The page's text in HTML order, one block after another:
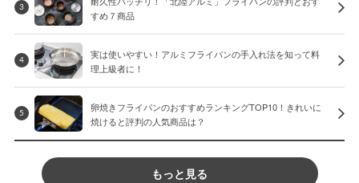
3
すめ７商品
4
実は使いやすい！アルミフライパンの手入れ法を知って料
理上級者に！
5
卵焼きフライパンのおすすめランキングTOP10！きれいに
焼けると評判の人気商品は？
もっと見る